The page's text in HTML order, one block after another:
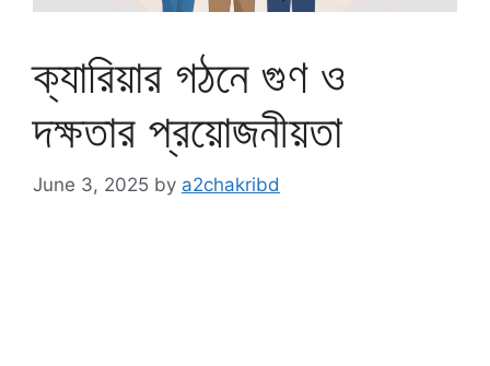
ক্যারিয়ার গঠনে গুণ ও
দক্ষতার প্রয়োজনীয়তা
June 3, 2025 by a2chakribd